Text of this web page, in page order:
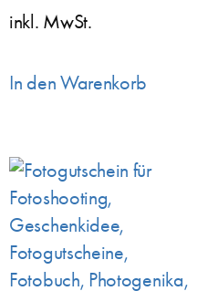
inkl. MwSt.
In den Warenkorb